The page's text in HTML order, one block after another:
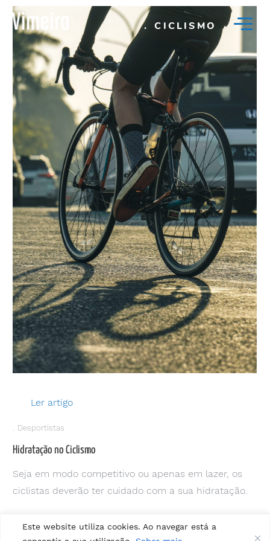
Este website utiliza cookies. Ao navegar está a
. CICLISMO
Ler artigo
Desportistas
Hidratação no Ciclismo
Seja em modo competitivo ou apenas em lazer, os
ciclistas deverão ter cuidado com a sua hidratação.